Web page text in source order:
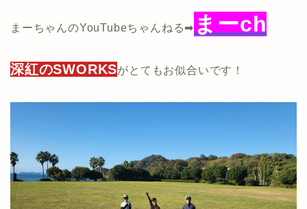
まーちゃんのYouTubeちゃんねる➡ まーch
深紅のSWORKSがとてもお似合いです！